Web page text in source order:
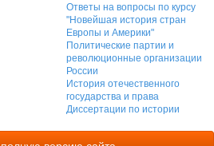
Ответы на вопросы по курсу
"Новейшая история стран
Европы и Америки"
Политические партии и
революционные организации
России
История отечественного
государства и права
Диссертации по истории